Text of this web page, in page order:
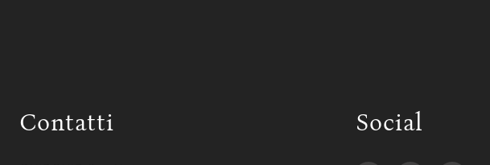
Contatti Social